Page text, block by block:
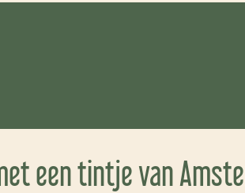
een tintje van